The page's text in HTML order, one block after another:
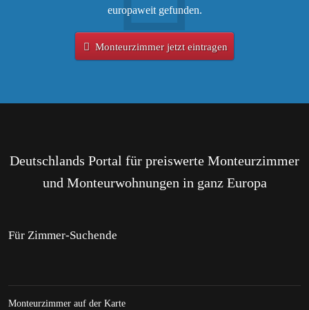
europaweit gefunden.
Monteurzimmer jetzt eintragen
Deutschlands Portal für preiswerte Monteurzimmer
und Monteurwohnungen in ganz Europa
Für Zimmer-Suchende
Monteurzimmer auf der Karte